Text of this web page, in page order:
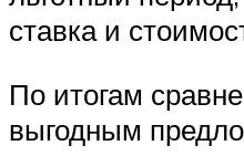
ставка и
По итогам
выгодным